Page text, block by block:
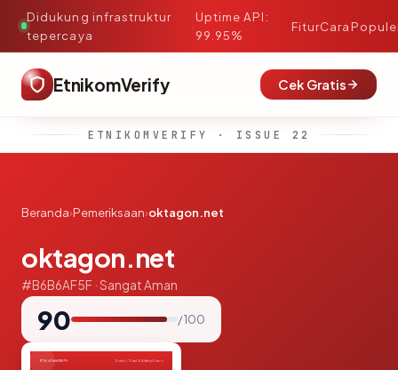
Didukung infrastruktur
tepercaya
·
Uptime API:
99.95%
FiturCara
EtnikomVerify Cek Gratis
ETNIKOMVERIFY · ISSUE 22
Beranda›Pemeriksaan›oktagon.net
oktagon.net
#B6B6AF5F · Sangat Aman
90 / 100